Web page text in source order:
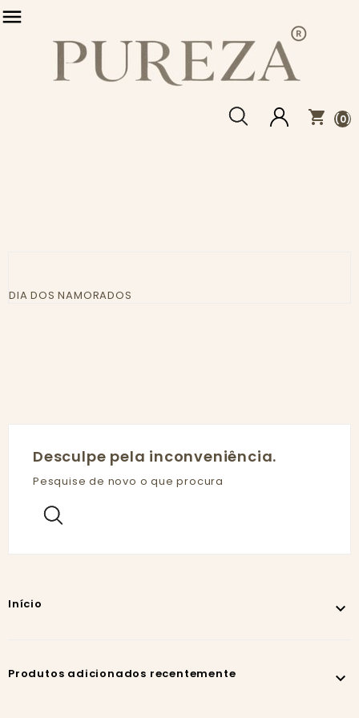

shopping_cart (0)
DIA DOS NAMORADOS
Desculpe pela inconveniência.
Pesquise de novo o que procura
Início 
Produtos adicionados recentemente 